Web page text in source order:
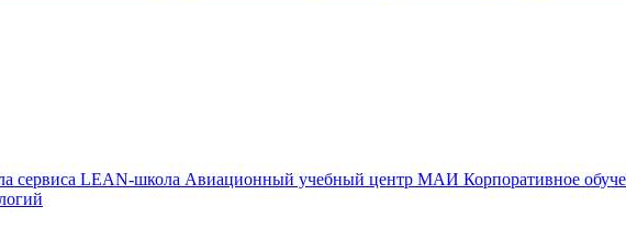
сервиса LEAN-школа Авиационный учебный центр МАИ Корпоративное